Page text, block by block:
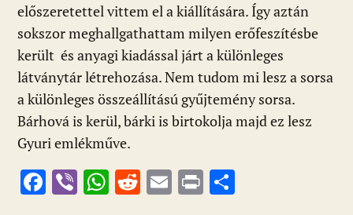
előszeretettel vittem el a kiállítására. Így aztán
sokszor meghallgathattam milyen erőfeszítésbe
került és anyagi kiadással járt a különleges
látványtár létrehozása. Nem tudom mi lesz a sorsa
a különleges összeállítású gyűjtemény sorsa.
Bárhová is kerül, bárki is birtokolja majd ez lesz
Gyuri emlékműve.
F Vi W R E Pr